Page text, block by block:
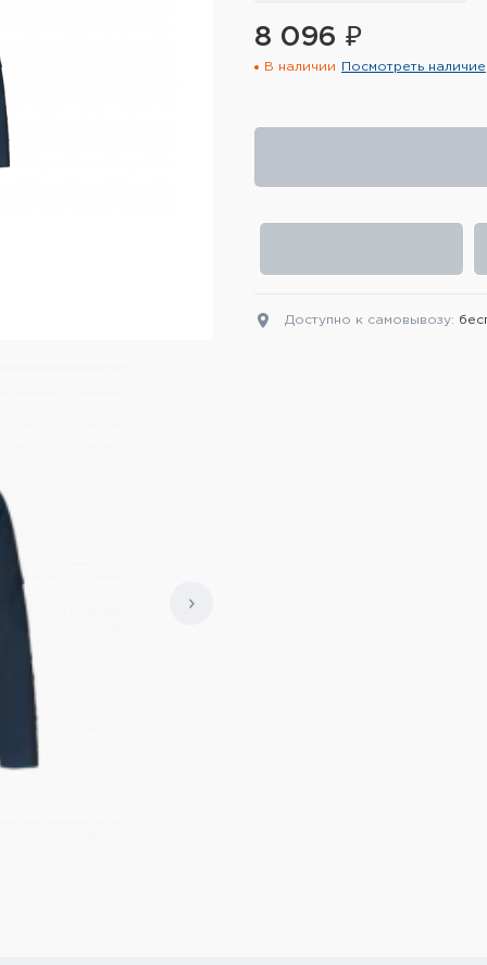
8 096 ₽
В наличии Посмотреть наличие
Доступно к самовывозу: